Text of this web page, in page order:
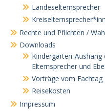
Landeselternsprecher
Rechte und Pflichten /
Downloads
Kindergarten-
Elternsprecher und
Vorträge vom Fachtag
Reisekosten
Impressum